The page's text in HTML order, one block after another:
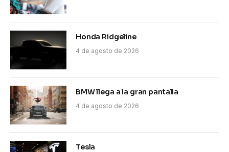
Honda Ridgeline
4 de agosto de 2026
BMW llega a la gran pantalla
4 de agosto de 2026
Tesla